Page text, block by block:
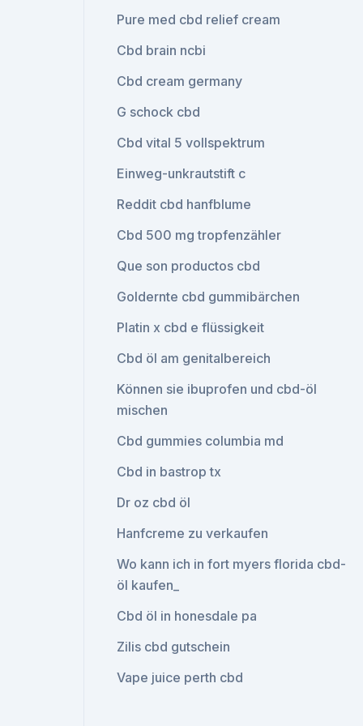
Pure med cbd relief cream
Cbd brain ncbi
Cbd cream germany
G schock cbd
Cbd vital 5 vollspektrum
Einweg-unkrautstift c
Reddit cbd hanfblume
Cbd 500 mg tropfenzähler
Que son productos cbd
Goldernte cbd gummibärchen
Platin x cbd e flüssigkeit
Cbd öl am genitalbereich
Können sie ibuprofen und cbd-öl
mischen
Cbd gummies columbia md
Cbd in bastrop tx
Dr oz cbd öl
Hanfcreme zu verkaufen
Wo kann ich in fort myers florida cbd-
öl kaufen_
Cbd öl in honesdale pa
Zilis cbd gutschein
Vape juice perth cbd